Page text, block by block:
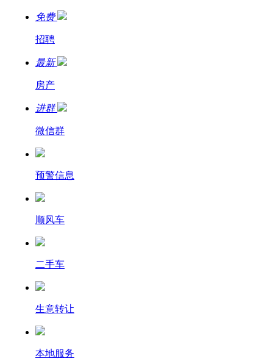
免费
招聘
最新
房产
进群
微信群
预警信息
顺风车
二手车
生意转让
本地服务